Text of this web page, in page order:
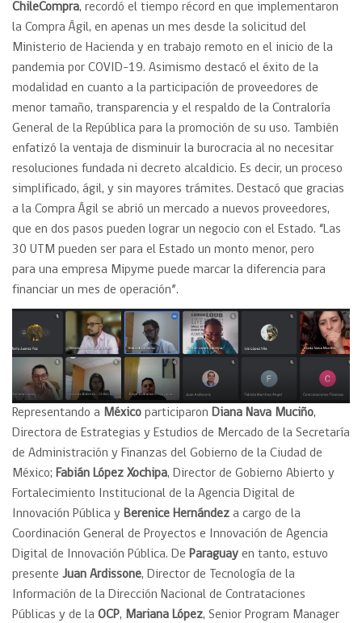
ChileCompra, recordó el tiempo récord en que implementaron
la Compra Ágil, en apenas un mes desde la solicitud del
Ministerio de Hacienda y en trabajo remoto en el inicio de la
pandemia por COVID-19. Asimismo destacó el éxito de la
modalidad en cuanto a la participación de proveedores de
menor tamaño, transparencia y el respaldo de la Contraloría
General de la República para la promoción de su uso. También
enfatizó la ventaja de disminuir la burocracia al no necesitar
resoluciones fundada ni decreto alcaldicio. Es decir, un proceso
simplificado, ágil, y sin mayores trámites. Destacó que gracias
a la Compra Ágil se abrió un mercado a nuevos proveedores,
que en dos pasos pueden lograr un negocio con el Estado. “Las
30 UTM pueden ser para el Estado un monto menor, pero
para una empresa Mipyme puede marcar la diferencia para
financiar un mes de operación”.
Representando a México participaron Diana Nava Muciño,
Directora de Estrategias y Estudios de Mercado de la Secretaría
de Administración y Finanzas del Gobierno de la Ciudad de
México; Fabián López Xochipa, Director de Gobierno Abierto y
Fortalecimiento Institucional de la Agencia Digital de
Innovación Pública y Berenice Hernández a cargo de la
Coordinación General de Proyectos e Innovación de Agencia
Digital de Innovación Pública. De Paraguay en tanto, estuvo
presente Juan Ardissone, Director de Tecnología de la
Información de la Dirección Nacional de Contrataciones
Públicas y de la OCP, Mariana López, Senior Program Manager